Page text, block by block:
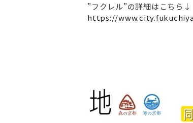
”フクレル”の詳細はこちら↓
https://